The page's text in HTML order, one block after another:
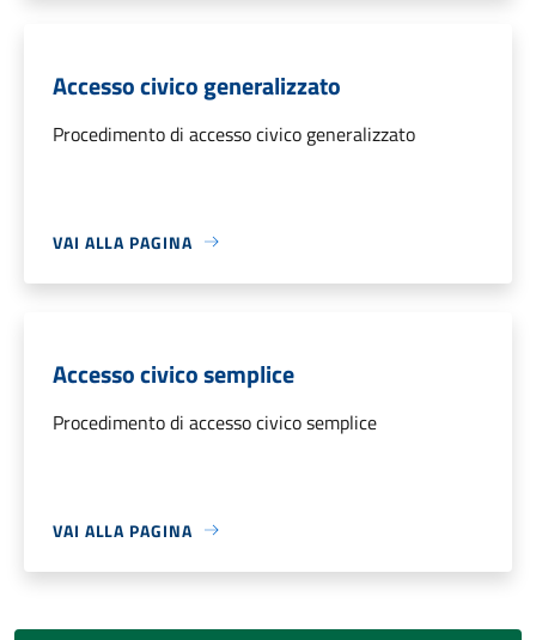
Accesso civico generalizzato
Procedimento di accesso civico generalizzato
VAI ALLA PAGINA
Accesso civico semplice
Procedimento di accesso civico semplice
VAI ALLA PAGINA